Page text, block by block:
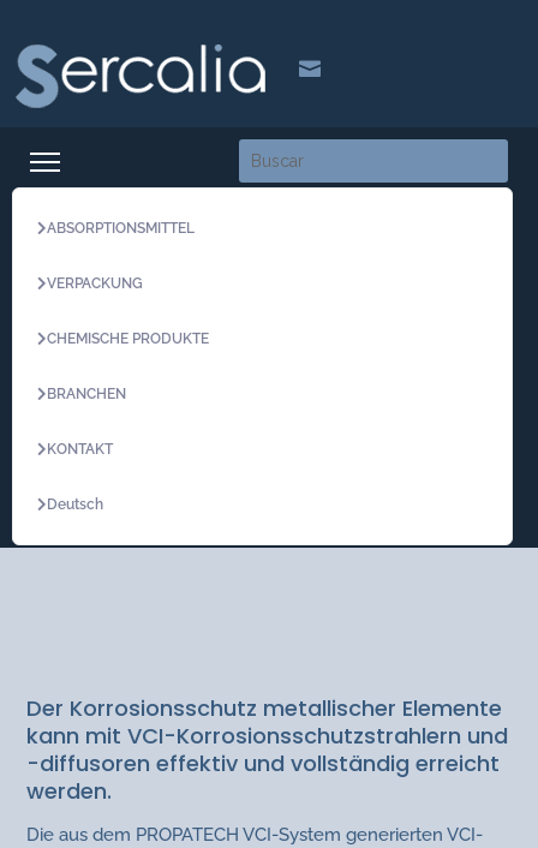

ABSORPTIONSMITTEL
VERPACKUNG
CHEMISCHE PRODUKTE
BRANCHEN
KONTAKT
Deutsch
Der Korrosionsschutz metallischer Elemente
kann mit VCI-Korrosionsschutzstrahlern und
-diffusoren effektiv und vollständig erreicht
werden.
Die aus dem PROPATECH VCI-System generierten VCI-